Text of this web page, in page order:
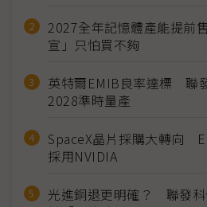
2027全年記憶體產能提前
宣」只怕買不夠
英特爾EMIB良率達標 聯
2028準時量產
SpaceX晶片採購大轉向
採用NVIDIA
光進銅退更明確？ 聯發科